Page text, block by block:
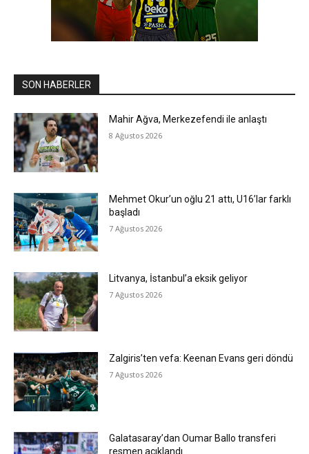
SON HABERLER
Mahir Ağva, Merkezefendi ile anlaştı
8 Ağustos 2026
Mehmet Okur’un oğlu 21 attı, U16’lar farklı
başladı
7 Ağustos 2026
Litvanya, İstanbul’a eksik geliyor
7 Ağustos 2026
Zalgiris’ten vefa: Keenan Evans geri döndü
7 Ağustos 2026
Galatasaray’dan Oumar Ballo transferi
resmen açıklandı